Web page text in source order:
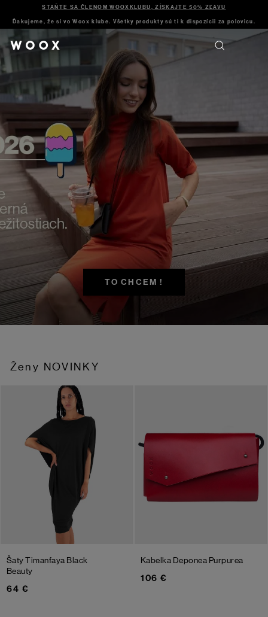
STAŇTE SA ČLENOM WOOXKLUBU, ZÍSKAJTE 50% ZĽAVU
Ďakujeme, že si vo Woox klube. Všetky produkty sú ti k dispozícii za polovicu.
Ísť
von,
dívať
sa,
naslúchať,
vnímať.
Nepremýšľať,
čo
si
vziať
na
seba
TO CHCEM !
Ženy NOVINKY
Šaty Timanfaya Black
Beauty
64 €
Kabelka Deponea Purpurea
106 €